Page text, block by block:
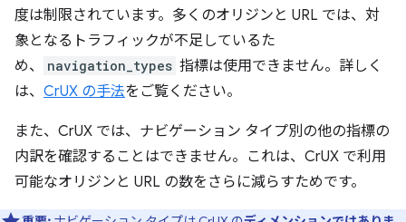
度は制限されています。多くのオリジンと URL では、対
象となるトラフィックが不足しているた
め、
navigation_types 指標は使用できません。詳しく
は、 CrUX の手法をご覧ください。
また、CrUX では、ナビゲーション タイプ別の他の指標の
内訳を確認することはできません。これは、CrUX で利用
可能なオリジンと URL の数をさらに減らすためです。